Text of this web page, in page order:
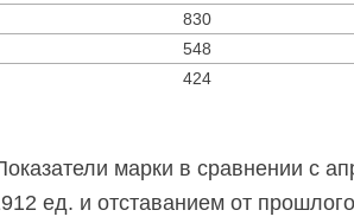
830
548
424
марки в сравнении с
ед. и отставанием от